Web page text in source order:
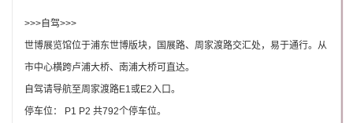
>>>自驾>>>
世博展览馆位于浦东世博版块，国展路、周家渡路交汇处，易于通行。从
市中心横跨卢浦大桥、南浦大桥可直达。
自驾请导航至周家渡路E1或E2入口。
停车位： P1 P2 共792个停车位。